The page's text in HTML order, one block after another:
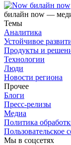
билайн now
билайн now —
Темы
Аналитика
Устойчивое
Продукты и
Технологии
Люди
Новости региона
Прочее
Блоги
Пресс-релизы
Медиа
Политика
Пользовательское
Мы в соцсетях